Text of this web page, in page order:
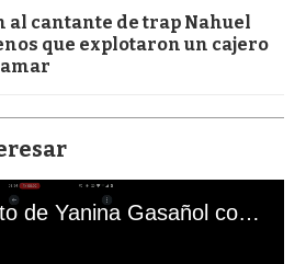
al cantante de trap Nahuel
que explotaron un cajero
El mal momento de Yanina Gasañol con un hincha argentino en "Subrayado"